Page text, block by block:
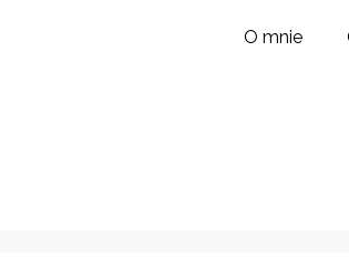
O mnie